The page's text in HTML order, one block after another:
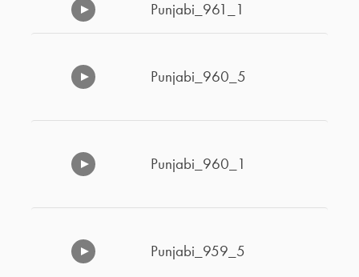
Punjabi_961_1
Punjabi_960_5
Punjabi_960_1
Punjabi_959_5